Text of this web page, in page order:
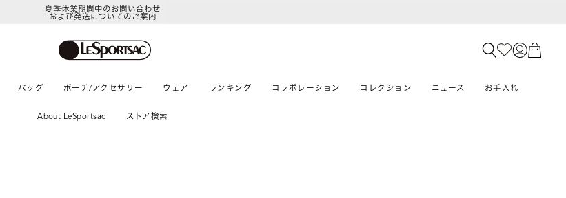
夏季休業期間中のお問い合わせ
および発送についてのご案内
バッグ ポーチ/アクセサリー ウェア ランキング コラボレーション コレクション ニュース お手入れ
About LeSportsac ストア検索